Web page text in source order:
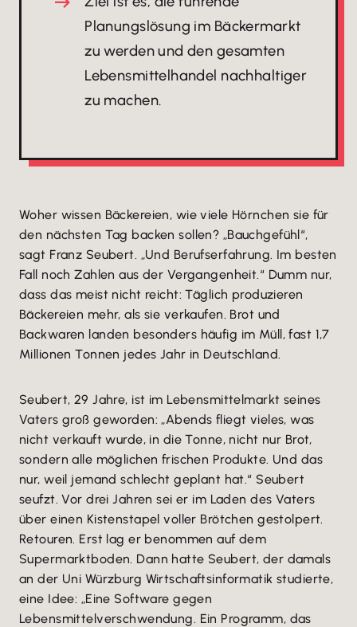
Planungslösung im Bäckermarkt
zu werden und den gesamten
Lebensmittelhandel nachhaltiger
zu machen.
Woher wissen Bäckereien, wie viele Hörnchen sie für
den nächsten Tag backen sollen? „Bauchgefühl“,
sagt Franz Seubert. „Und Berufserfahrung. Im besten
Fall noch Zahlen aus der Vergangenheit.“ Dumm nur,
dass das meist nicht reicht: Täglich produzieren
Bäckereien mehr, als sie verkaufen. Brot und
Backwaren landen besonders häufig im Müll, fast 1,7
Millionen Tonnen jedes Jahr in Deutschland.
Seubert, 29 Jahre, ist im Lebensmittelmarkt seines
Vaters groß geworden: „Abends fliegt vieles, was
nicht verkauft wurde, in die Tonne, nicht nur Brot,
sondern alle möglichen frischen Produkte. Und das
nur, weil jemand schlecht geplant hat.“ Seubert
seufzt. Vor drei Jahren sei er im Laden des Vaters
über einen Kistenstapel voller Brötchen gestolpert.
Retouren. Erst lag er benommen auf dem
Supermarktboden. Dann hatte Seubert, der damals
an der Uni Würzburg Wirtschaftsinformatik studierte,
eine Idee: „Eine Software gegen
Lebensmittelverschwendung. Ein Programm, das